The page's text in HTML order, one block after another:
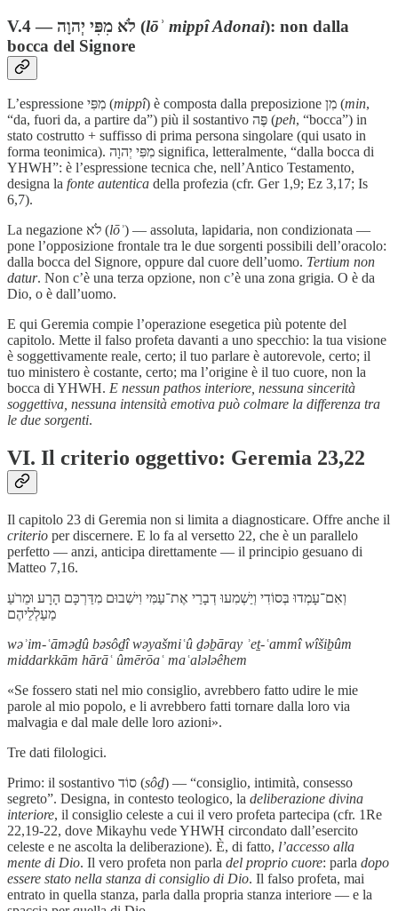
V.4 — לֹא מִפִּי יְהוָה (lōʾ mippî Adonai): non dalla
bocca del Signore
L’espressione מִפִּי (mippî ) è composta dalla preposizione מִן (min,
“da, fuori da, a partire da”) più il sostantivo פֶּה (peh, “bocca”) in
stato costrutto + suffisso di prima persona singolare (qui usato in
forma teonimica). מִפִּי יְהוָה significa, letteralmente, “dalla bocca di
YHWH”: è l’espressione tecnica che, nell’Antico Testamento,
designa la fonte autentica della profezia (cfr. Ger 1,9; Ez 3,17; Is
6,7).
La negazione לֹא (lōʾ) — assoluta, lapidaria, non condizionata —
pone l’opposizione frontale tra le due sorgenti possibili dell’oracolo:
dalla bocca del Signore, oppure dal cuore dell’uomo. Tertium non
datur. Non c’è una terza opzione, non c’è una zona grigia. O è da
Dio, o è dall’uomo.
E qui Geremia compie l’operazione esegetica più potente del
capitolo. Mette il falso profeta davanti a uno specchio: la tua visione
è soggettivamente reale, certo; il tuo parlare è autorevole, certo; il
tuo ministero è costante, certo; ma l’origine è il tuo cuore, non la
bocca di YHWH. E nessun pathos interiore, nessuna sincerità
soggettiva, nessuna intensità emotiva può colmare la differenza tra
le due sorgenti.
VI. Il criterio oggettivo: Geremia 23,22
Il capitolo 23 di Geremia non si limita a diagnosticare. Offre anche il
criterio per discernere. E lo fa al versetto 22, che è un parallelo
perfetto — anzi, anticipa direttamente — il principio gesuano di
Matteo 7,16.
וְאִם־עָמְדוּ בְּסוֹדִי וְיַשְׁמִעוּ דְבָרַי אֶת־עַמִּי וִישִׁבוּם מִדַּרְכָּם הָרָע וּמֵרֹעַ
מַעַלְלֵיהֶם
wəʾim-ʿāməḏû bəsôḏî wəyašmiʿû ḏəḇāray ʾeṯ-ʿammî wîšiḇûm
middarkkām hārāʿ ûmērōaʿ maʿalələêhem
«Se fossero stati nel mio consiglio, avrebbero fatto udire le mie
parole al mio popolo, e li avrebbero fatti tornare dalla loro via
malvagia e dal male delle loro azioni».
Tre dati filologici.
Primo: il sostantivo סוֹד (sôḏ) — “consiglio, intimità, consesso
segreto”. Designa, in contesto teologico, la deliberazione divina
interiore, il consiglio celeste a cui il vero profeta partecipa (cfr. 1Re
22,19-22, dove Mikayhu vede YHWH circondato dall’esercito
celeste e ne ascolta la deliberazione). È, di fatto, l’accesso alla
mente di Dio. Il vero profeta non parla del proprio cuore: parla dopo
essere stato nella stanza di consiglio di Dio. Il falso profeta, mai
entrato in quella stanza, parla dalla propria stanza interiore — e la